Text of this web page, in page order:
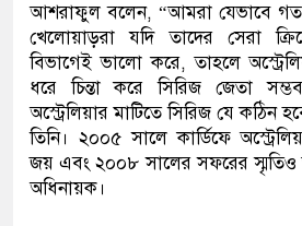
আশরাফুল বলেন, “আমরা যেভাবে গত
খেলোয়াড়রা যদি তাদের সেরা
বিভাগেই ভালো করে, তাহলে
ধরে চিন্তা করে সিরিজ জেতা
অস্ট্রেলিয়ার মাটিতে সিরিজ যে কঠিন
তিনি। ২০০৫ সালে কার্ডিফে
জয় এবং ২০০৮ সালের সফরের
অধিনায়ক।